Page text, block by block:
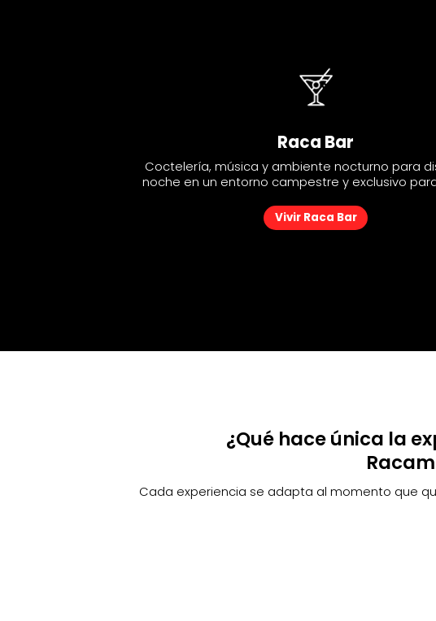
Raca Bar
Coctelería, música y ambiente nocturno para
noche en un entorno campestre y exclusivo
Vivir Raca Bar
Raca Bar
Coctelería, música y ambiente nocturno para
noche en un entorno campestre y exclusivo
Vivir Raca Bar
¿Qué hace única la
Cada experiencia se adapta al momento que